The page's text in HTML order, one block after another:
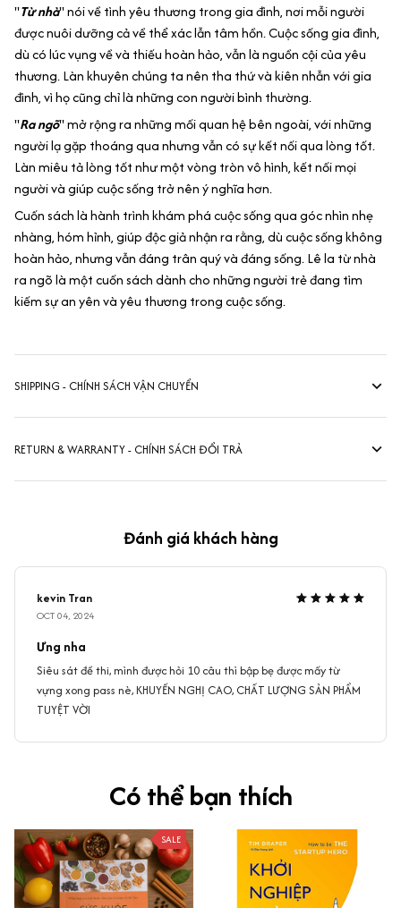
"Từ nhà" nói về tình yêu thương trong gia đình, nơi mỗi người
được nuôi dưỡng cả về thể xác lẫn tâm hồn. Cuộc sống gia đình,
dù có lúc vụng về và thiếu hoàn hảo, vẫn là nguồn cội của yêu
thương. Làn khuyên chúng ta nên tha thứ và kiên nhẫn với gia
đình, vì họ cũng chỉ là những con người bình thường.
"Ra ngõ" mở rộng ra những mối quan hệ bên ngoài, với những
người lạ gặp thoáng qua nhưng vẫn có sự kết nối qua lòng tốt.
Làn miêu tả lòng tốt như một vòng tròn vô hình, kết nối mọi
người và giúp cuộc sống trở nên ý nghĩa hơn.
Cuốn sách là hành trình khám phá cuộc sống qua góc nhìn nhẹ
nhàng, hóm hỉnh, giúp độc giả nhận ra rằng, dù cuộc sống không
hoàn hảo, nhưng vẫn đáng trân quý và đáng sống. Lê la từ nhà
ra ngõ là một cuốn sách dành cho những người trẻ đang tìm
kiếm sự an yên và yêu thương trong cuộc sống.
SHIPPING - CHÍNH SÁCH VẬN CHUYỂN
RETURN & WARRANTY - CHÍNH SÁCH ĐỔI TRẢ
Đánh giá khách hàng
kevin Tran
OCT 04, 2024
Ưng nha
Siêu sát đề thi, mình được hỏi 10 câu thì bập bẹ được mấy từ
vựng xong pass nè, KHUYẾN NGHỊ CAO, CHẤT LƯỢNG SẢN PHẨM
TUYỆT VỜI
Có thể bạn thích
SALE